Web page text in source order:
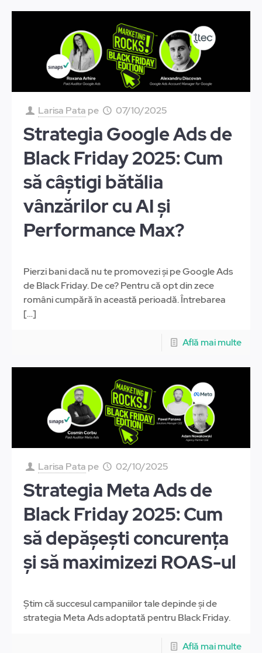
Larisa Pata pe 07/10/2025
Strategia Google Ads de
Black Friday 2025: Cum
să câștigi bătălia
vânzărilor cu AI și
Performance Max?
Pierzi bani dacă nu te promovezi și pe Google Ads
de Black Friday. De ce? Pentru că opt din zece
români cumpără în această perioadă. Întrebarea
[…]
Află mai multe
Larisa Pata pe 02/10/2025
Strategia Meta Ads de
Black Friday 2025: Cum
să depășești concurența
și să maximizezi ROAS-ul
Știm că succesul campaniilor tale depinde și de
strategia Meta Ads adoptată pentru Black Friday.
Află mai multe